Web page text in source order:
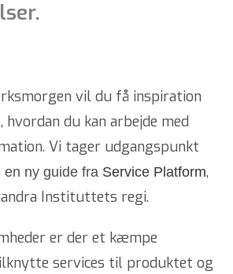
vil du få inspiration
du kan arbejde med
Vi tager udgangspunkt
en ny guide fra Service Platform,
Instituttets regi.
er der et kæmpe
services til produktet og